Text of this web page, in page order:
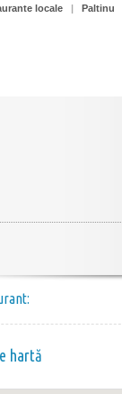
locale | Paltinu
hartă